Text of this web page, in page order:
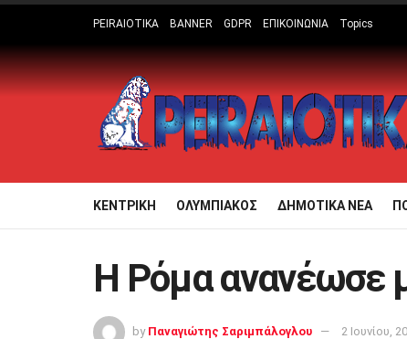
PEIRAIOTIKA BANNER GDPR ΕΠΙΚΟΙΝΩΝΙΑ Topics
ΚΕΝΤΡΙΚΗ ΟΛΥΜΠΙΑΚΟΣ ΔΗΜΟΤΙΚΑ ΝΕΑ
Η Ρόμα ανανέωσε
by Παναγιώτης Σαριμπάλογλου 2 Ιουνίου,